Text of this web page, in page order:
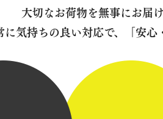
大切なお荷物を無事にお届
に気持ちの良い対応で、「安心